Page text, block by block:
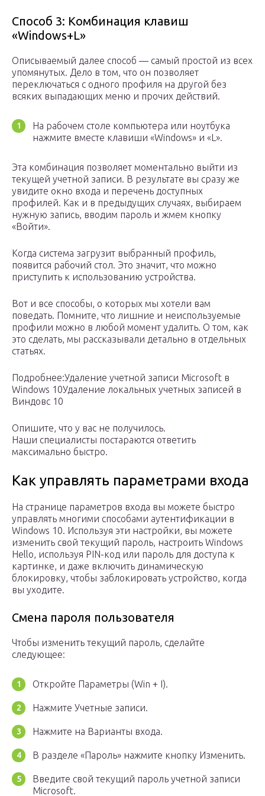
Способ 3: Комбинация клавиш
«Windows+L»
Описываемый далее способ — самый простой из всех
упомянутых. Дело в том, что он позволяет
переключаться с одного профиля на другой без
всяких выпадающих меню и прочих действий.
На рабочем столе компьютера или ноутбука
нажмите вместе клавиши «Windows» и «L».
Эта комбинация позволяет моментально выйти из
текущей учетной записи. В результате вы сразу же
увидите окно входа и перечень доступных
профилей. Как и в предыдущих случаях, выбираем
нужную запись, вводим пароль и жмем кнопку
«Войти».
Когда система загрузит выбранный профиль,
появится рабочий стол. Это значит, что можно
приступить к использованию устройства.
Вот и все способы, о которых мы хотели вам
поведать. Помните, что лишние и неиспользуемые
профили можно в любой момент удалить. О том, как
это сделать, мы рассказывали детально в отдельных
статьях.
Подробнее:Удаление учетной записи Microsoft в
Windows 10Удаление локальных учетных записей в
Виндовс 10
Опишите, что у вас не получилось.
Наши специалисты постараются ответить
максимально быстро.
Как управлять параметрами входа
На странице параметров входа вы можете быстро
управлять многими способами аутентификации в
Windows 10. Используя эти настройки, вы можете
изменить свой текущий пароль, настроить Windows
Hello, используя PIN-код или пароль для доступа к
картинке, и даже включить динамическую
блокировку, чтобы заблокировать устройство, когда
вы уходите.
Смена пароля пользователя
Чтобы изменить текущий пароль, сделайте
следующее:
Откройте Параметры (Win + I).
Нажмите Учетные записи.
Нажмите на Варианты входа.
В разделе «Пароль» нажмите кнопку Изменить.
Введите свой текущий пароль учетной записи
Microsoft.